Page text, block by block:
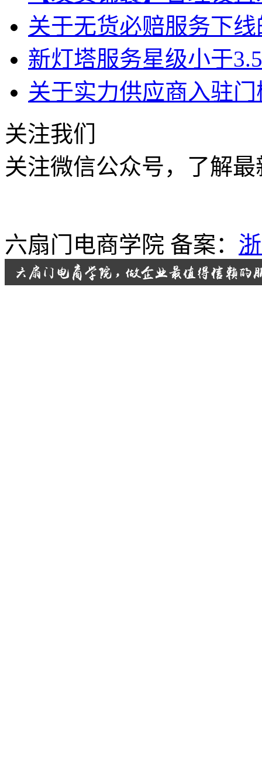
关于无货必赔服务下
新灯塔服务星级小于
关于实力供应商入驻
关注我们
关注微信公众号，了解
六扇门电商学院 备案：